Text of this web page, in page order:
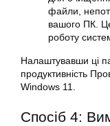
файли,
вашого ПК.
роботу
Налаштувавши ці
продуктивність
Windows 11.
Спосіб 4: